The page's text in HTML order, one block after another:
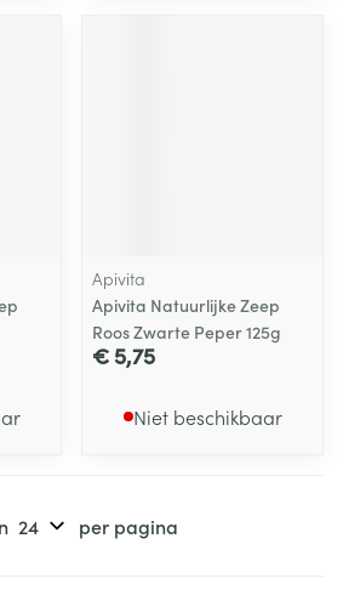
Apivita
Apivita Natuurlijke Zeep
Roos Zwarte Peper 125g
€ 5,75
Niet beschikbaar
per pagina